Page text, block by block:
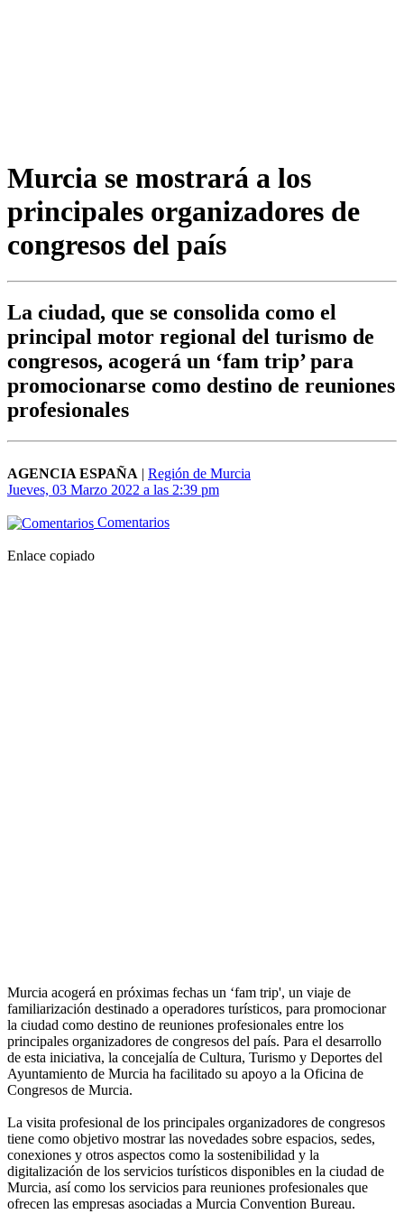
Murcia se mostrará a los
principales organizadores de
congresos del país
La ciudad, que se consolida como el
principal motor regional del turismo de
congresos, acogerá un ‘fam trip’ para
promocionarse como destino de reuniones
profesionales
AGENCIA ESPAÑA | Región de Murcia
Jueves, 03 Marzo 2022 a las 2:39 pm
Comentarios
Enlace copiado
Murcia acogerá en próximas fechas un ‘fam trip', un viaje de
familiarización destinado a operadores turísticos, para promocionar
la ciudad como destino de reuniones profesionales entre los
principales organizadores de congresos del país. Para el desarrollo
de esta iniciativa, la concejalía de Cultura, Turismo y Deportes del
Ayuntamiento de Murcia ha facilitado su apoyo a la Oficina de
Congresos de Murcia.
La visita profesional de los principales organizadores de congresos
tiene como objetivo mostrar las novedades sobre espacios, sedes,
conexiones y otros aspectos como la sostenibilidad y la
digitalización de los servicios turísticos disponibles en la ciudad de
Murcia, así como los servicios para reuniones profesionales que
ofrecen las empresas asociadas a Murcia Convention Bureau.